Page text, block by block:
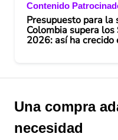
Contenido
Presupuesto para la
Colombia supera
2026: así ha crecido
Una compra
necesidad